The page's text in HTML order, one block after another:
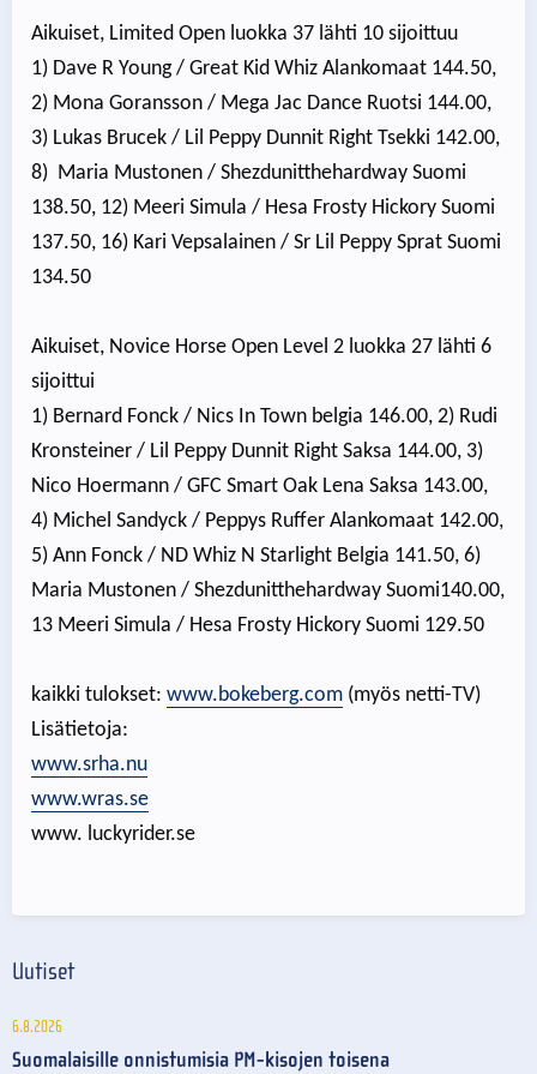
Aikuiset, Limited Open luokka 37 lähti 10 sijoittuu
1) Dave R Young / Great Kid Whiz Alankomaat 144.50,
2) Mona Goransson / Mega Jac Dance Ruotsi 144.00,
3) Lukas Brucek / Lil Peppy Dunnit Right Tsekki 142.00,
8) Maria Mustonen / Shezdunitthehardway Suomi
138.50, 12) Meeri Simula / Hesa Frosty Hickory Suomi
137.50, 16) Kari Vepsalainen / Sr Lil Peppy Sprat Suomi
134.50
Aikuiset, Novice Horse Open Level 2 luokka 27 lähti 6
sijoittui
1) Bernard Fonck / Nics In Town belgia 146.00, 2) Rudi
Kronsteiner / Lil Peppy Dunnit Right Saksa 144.00, 3)
Nico Hoermann / GFC Smart Oak Lena Saksa 143.00,
4) Michel Sandyck / Peppys Ruffer Alankomaat 142.00,
5) Ann Fonck / ND Whiz N Starlight Belgia 141.50, 6)
Maria Mustonen / Shezdunitthehardway Suomi140.00,
13 Meeri Simula / Hesa Frosty Hickory Suomi 129.50
kaikki tulokset: www.bokeberg.com (myös netti-TV)
Lisätietoja:
www.srha.nu
www.wras.se
www. luckyrider.se
Uutiset
6.8.2026
Suomalaisille onnistumisia PM-kisojen toisena